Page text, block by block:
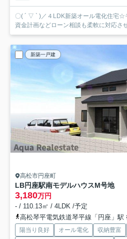
〇( ´ ▽ ` )／４LDK新築オール電化住宅☆
資金計画などローン相談も柔軟に対応さ
新築一戸建
高松市円座町
LB円座駅南モデルハウスM号地
3,180万円
- / 110.13㎡ / 4LDK /予定
高松琴平電気鉄道琴平線「円座」駅
陽当り良好 オール電化 収納豊富